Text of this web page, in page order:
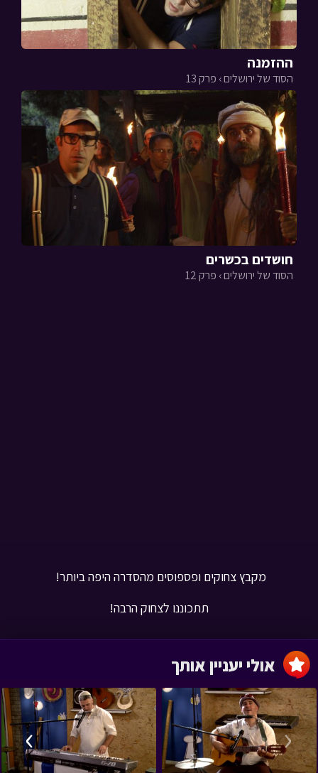
ההזמנה
הסוד של ירושלים › פרק 13
חושדים בכשרים
הסוד של ירושלים › פרק 12
מקבץ צחוקים ופספוסים מהסדרה היפה ביותר!
תתכוננו לצחוק הרבה!
‹
›